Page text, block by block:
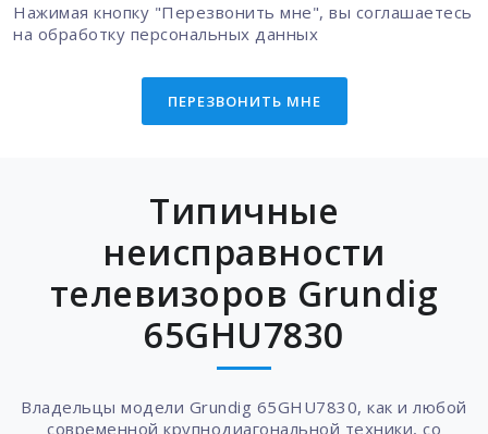
Нажимая кнопку "Перезвонить мне", вы соглашаетесь
на обработку персональных данных
ПЕРЕЗВОНИТЬ МНЕ
Типичные
неисправности
телевизоров Grundig
65GHU7830
Владельцы модели Grundig 65GHU7830, как и любой
современной крупнодиагональной техники, со